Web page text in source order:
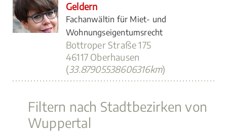
Geldern
Fachanwältin für Miet- und
Wohnungseigentumsrecht
Bottroper Straße 175
46117 Oberhausen
(33.87905538606316km)
Filtern nach Stadtbezirken von
Wuppertal